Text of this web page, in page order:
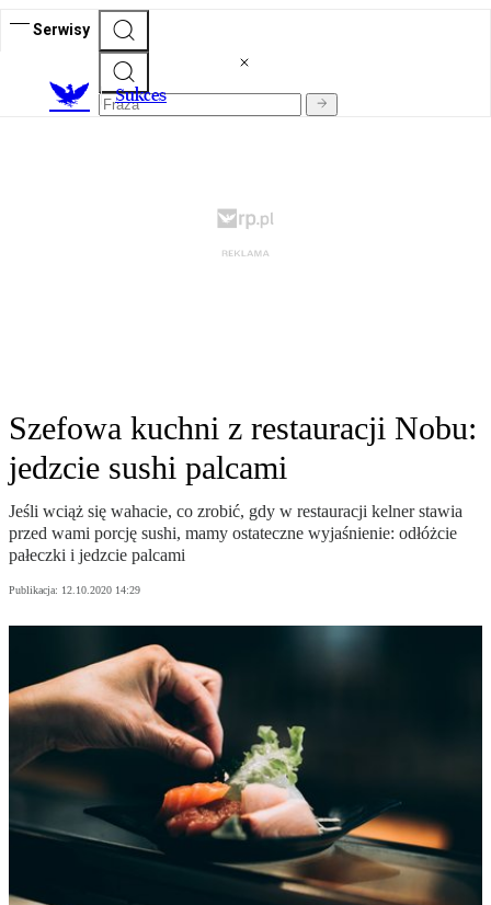
Serwisy
Sukces
Szefowa kuchni z restauracji Nobu:
jedzcie sushi palcami
Jeśli wciąż się wahacie, co zrobić, gdy w restauracji kelner stawia
przed wami porcję sushi, mamy ostateczne wyjaśnienie: odłóżcie
pałeczki i jedzcie palcami
Publikacja: 12.10.2020 14:29